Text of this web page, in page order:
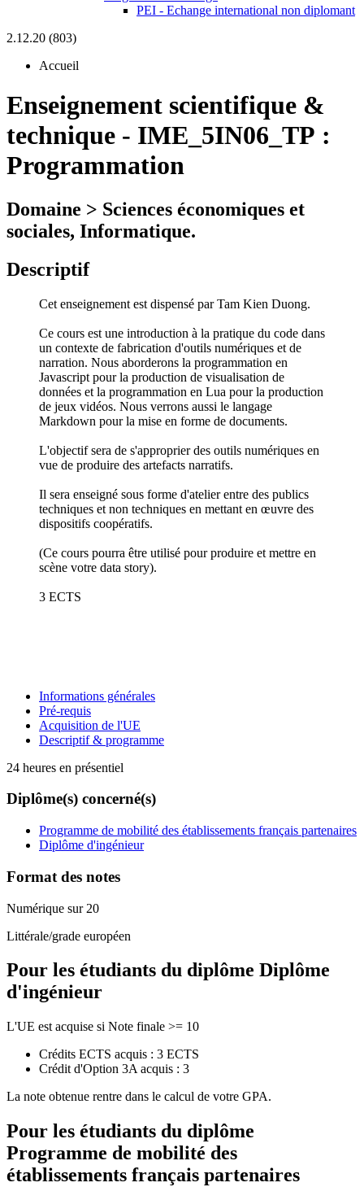
PEI - Echange international non diplomant
2.12.20 (803)
Accueil
Enseignement scientifique &
technique - IME_5IN06_TP :
Programmation
Domaine > Sciences économiques et
sociales, Informatique.
Descriptif
Cet enseignement est dispensé par Tam Kien Duong.
Ce cours est une introduction à la pratique du code dans
un contexte de fabrication d'outils numériques et de
narration. Nous aborderons la programmation en
Javascript pour la production de visualisation de
données et la programmation en Lua pour la production
de jeux vidéos. Nous verrons aussi le langage
Markdown pour la mise en forme de documents.
L'objectif sera de s'approprier des outils numériques en
vue de produire des artefacts narratifs.
Il sera enseigné sous forme d'atelier entre des publics
techniques et non techniques en mettant en œuvre des
dispositifs coopératifs.
(Ce cours pourra être utilisé pour produire et mettre en
scène votre data story).
3 ECTS
Informations générales
Pré-requis
Acquisition de l'UE
Descriptif & programme
24 heures en présentiel
Diplôme(s) concerné(s)
Programme de mobilité des établissements français partenaires
Diplôme d'ingénieur
Format des notes
Numérique sur 20
Littérale/grade européen
Pour les étudiants du diplôme Diplôme
d'ingénieur
L'UE est acquise si Note finale >= 10
Crédits ECTS acquis : 3 ECTS
Crédit d'Option 3A acquis : 3
La note obtenue rentre dans le calcul de votre GPA.
Pour les étudiants du diplôme
Programme de mobilité des
établissements français partenaires